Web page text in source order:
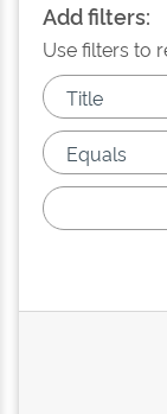
Add filters:
Use filters to